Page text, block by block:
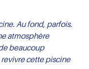
Au fond, parfois.
atmosphère
beaucoup
cette piscine